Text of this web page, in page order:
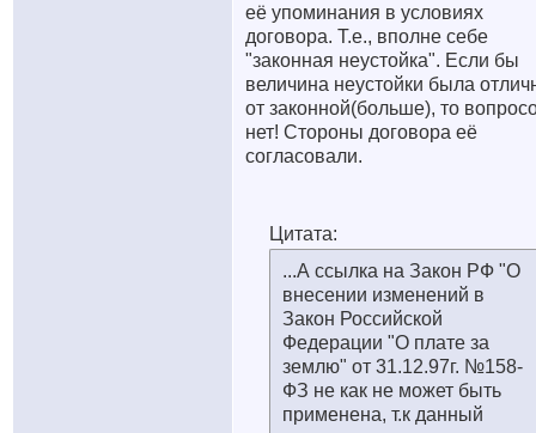
её упоминания в условиях
договора. Т.е., вполне себе
"законная неустойка". Если бы
величина неустойки была
от законной(больше), то
нет! Стороны договора её
согласовали.
Цитата:
...А ссылка на Закон РФ "О
внесении изменений в
Закон Российской
Федерации "О плате за
землю" от 31.12.97г. №158-
ФЗ не как не может быть
применена, т.к данный